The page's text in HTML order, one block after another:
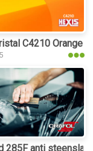
C4210 Orange
285F anti